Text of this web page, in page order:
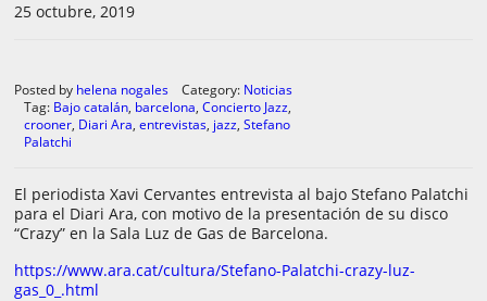
25 octubre, 2019
Posted by helena nogales Category: Noticias
Tag: Bajo catalán, barcelona, Concierto Jazz,
crooner, Diari Ara, entrevistas, jazz, Stefano
Palatchi
El periodista Xavi Cervantes entrevista al bajo Stefano Palatchi
para el Diari Ara, con motivo de la presentación de su disco
“Crazy” en la Sala Luz de Gas de Barcelona.
https://www.ara.cat/cultura/Stefano-Palatchi-crazy-luz-
gas_0_.html